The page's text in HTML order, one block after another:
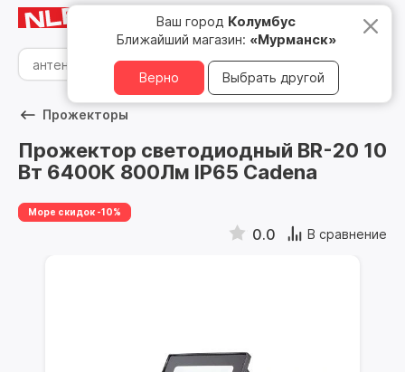
Мурманск
Ваш город Колумбус
Ближайший магазин: «Мурманск»
Верно Выбрать другой
8 800 500 05 15
Прожекторы
Прожектор светодиодный BR-20 10
Вт 6400К 800Лм IP65 Cadena
Море скидок -10%
0.0 В сравнение